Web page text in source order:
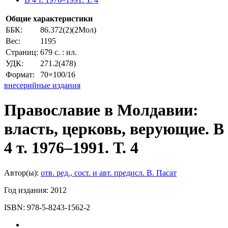
Общие характеристики
ББК:
86.372(2)(2Мол)
Вес:
1195
Страниц: 679 с. : ил.
УДК:
271.2(478)
Формат:
70×100/16
внесерийные издания
Православие в Молдавии:
власть, церковь, верующие. В
4 т. 1976–1991. Т. 4
Автор(ы): отв. ред., сост. и авт. предисл. В. Пасат
Год издания: 2012
ISBN: 978-5-8243-1562-2